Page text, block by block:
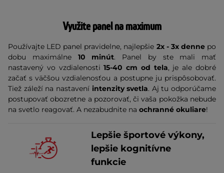
Využite panel na maximum
Používajte LED panel pravidelne, najlepšie 2x - 3x dennepo
dobu maximálne 10 minút. Panel by ste mali mať
nastavený vo vzdialenosti15-40 cm od tela, je ale dobré
začať s väčšou vzdialenosťou a postupne ju prispôsobovať.
Tiež záleží na nastavení intenzity svetla. Aj tu odporúčame
postupovať obozretne a pozorovať, či vaša pokožka nebude
na svetlo reagovať. A nezabudnite na ochranné okuliare!
Lepšie športové výkony,
lepšie kognitívne
funkcie